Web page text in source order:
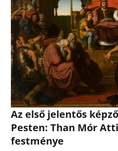
Az első jelentős
Pesten: Than Mór
festménye